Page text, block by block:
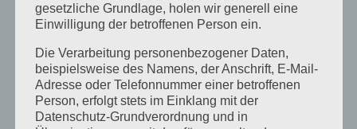
ორგანიზაციის მთავარი სტრატეგია რუსული
პროპაგანდის წინააღმდეგ ბრძოლა,
საქართველოსა და საზღვარგარეთ
არჩევნებზე სადამკვირვებლო მისიების
gesetzliche Grundlage, holen wir generell eine
Einwilligung der betroffenen Person ein.
Die Verarbeitung personenbezogener Daten,
beispielsweise des Namens, der Anschrift, E-Mail-
Adresse oder Telefonnummer einer betroffenen
Person, erfolgt stets im Einklang mit der
Datenschutz-Grundverordnung und in